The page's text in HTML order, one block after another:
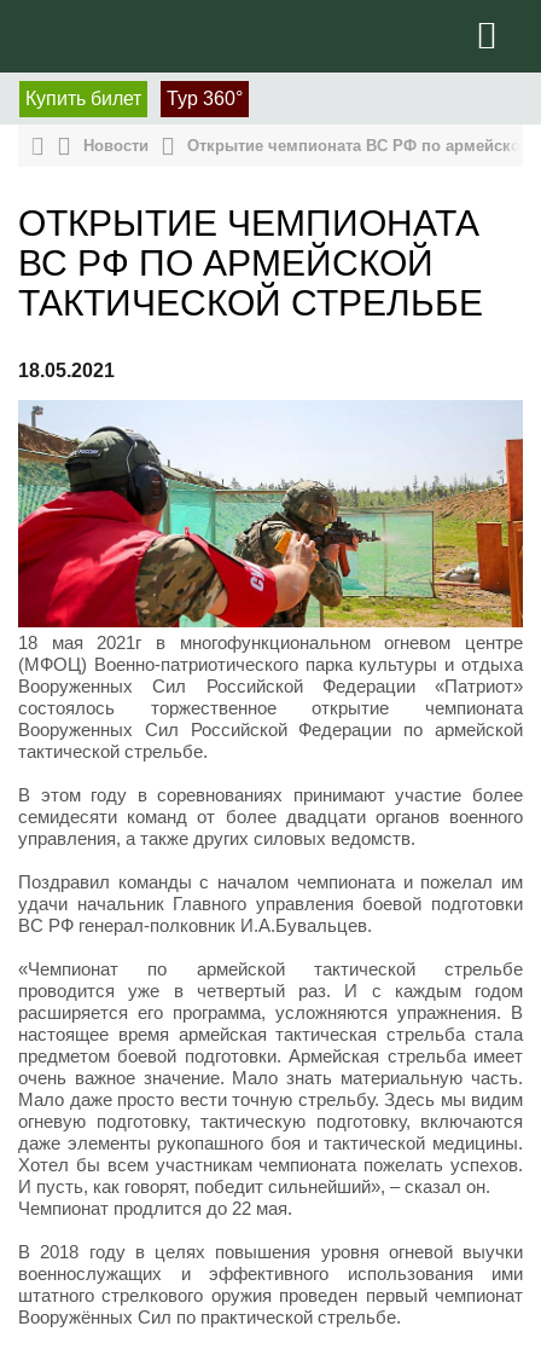
Купить билет Тур 360°
Новости Открытие чемпионата ВС РФ по армейской
ОТКРЫТИЕ ЧЕМПИОНАТА
ВС РФ ПО АРМЕЙСКОЙ
ТАКТИЧЕСКОЙ СТРЕЛЬБЕ
18.05.2021
18 мая 2021г в многофункциональном огневом центре
(МФОЦ) Военно-патриотического парка культуры и отдыха
Вооруженных Сил Российской Федерации «Патриот»
состоялось торжественное открытие чемпионата
Вооруженных Сил Российской Федерации по армейской
тактической стрельбе.
В этом году в соревнованиях принимают участие более
семидесяти команд от более двадцати органов военного
управления, а также других силовых ведомств.
Поздравил команды с началом чемпионата и пожелал им
удачи начальник Главного управления боевой подготовки
ВС РФ генерал-полковник И.А.Бувальцев.
«Чемпионат по армейской тактической стрельбе
проводится уже в четвертый раз. И с каждым годом
расширяется его программа, усложняются упражнения. В
настоящее время армейская тактическая стрельба стала
предметом боевой подготовки. Армейская стрельба имеет
очень важное значение. Мало знать материальную часть.
Мало даже просто вести точную стрельбу. Здесь мы видим
огневую подготовку, тактическую подготовку, включаются
даже элементы рукопашного боя и тактической медицины.
Хотел бы всем участникам чемпионата пожелать успехов.
И пусть, как говорят, победит сильнейший», – сказал он.
Чемпионат продлится до 22 мая.
В 2018 году в целях повышения уровня огневой выучки
военнослужащих и эффективного использования ими
штатного стрелкового оружия проведен первый чемпионат
Вооружённых Сил по практической стрельбе.